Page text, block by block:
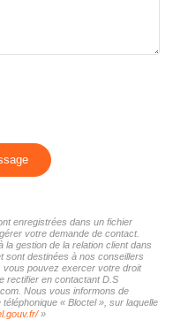
enregistrées dans un fichier
votre demande de contact.
gestion de la relation client dans
sont destinées à nos conseillers
vous pouvez exercer votre droit
rectifier en contactant D.S
Nous vous informons de
« Bloctel », sur laquelle
»